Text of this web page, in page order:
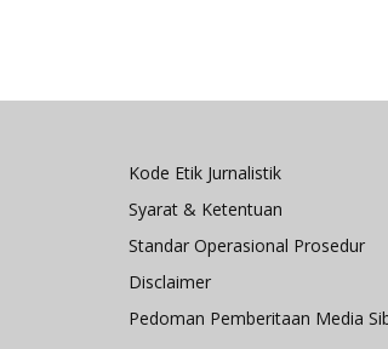
Kode Etik Jurnalistik
Syarat & Ketentuan
Standar Operasional Prosedur
Disclaimer
Pedoman Pemberitaan Media